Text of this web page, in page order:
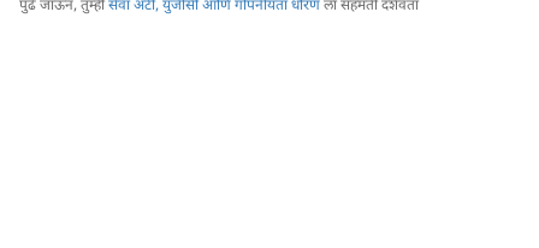
पुढे जाऊन, तुम्हीसेवा अटी, युजीसी आणि गोपनीयता धोरणला सहमती दर्शवता